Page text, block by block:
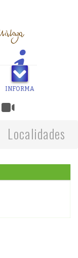
INFORMA
Localidades